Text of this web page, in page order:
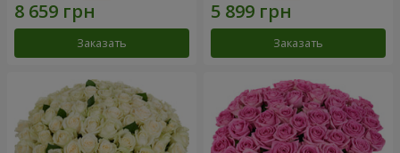
Заказать Заказать